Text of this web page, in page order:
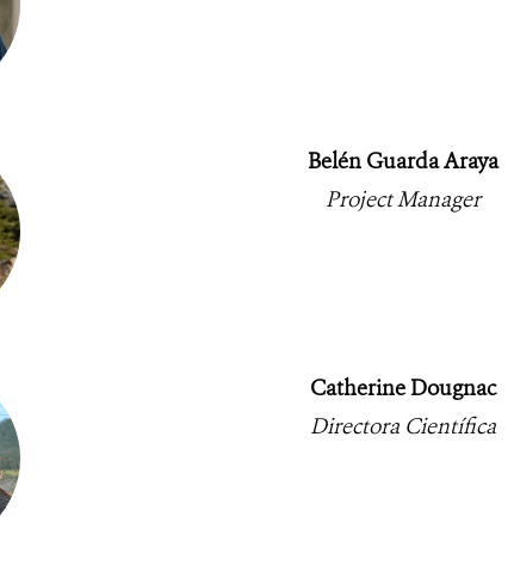
Belén Guarda Araya
Project Manager
Catherine Dougnac
Directora Científica